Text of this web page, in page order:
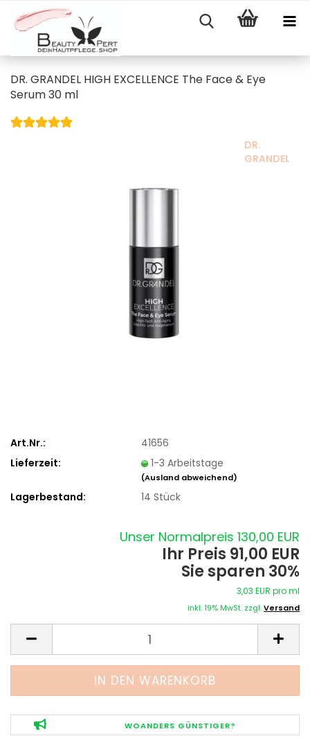
DR. GRANDEL HIGH EXCELLENCE The Face & Eye
Serum 30 ml
DR.
GRANDEL
Art.Nr.:
41656
Lieferzeit:
1-3 Arbeitstage
(Ausland abweichend)
Lagerbestand: 14Stück
Unser Normalpreis 130,00 EUR
Ihr Preis 91,00 EUR
Sie sparen 30%
3,03 EUR pro ml
inkl. 19% MwSt. zzgl.Versand
WOANDERS GÜNSTIGER?